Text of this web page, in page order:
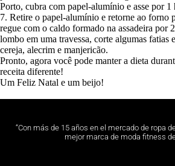
Porto, cubra com papel-alumínio e asse por 1
7. Retire o papel-alumínio e retorne ao forno
regue com o caldo formado na assadeira por
lombo em uma travessa, corte algumas fatias
cereja, alecrim e manjericão.
Pronto, agora você pode manter a dieta
receita diferente!
Um Feliz Natal e um beijo!
“Con más de 15 años en el mercado de ropa
mejor marca de moda fitness